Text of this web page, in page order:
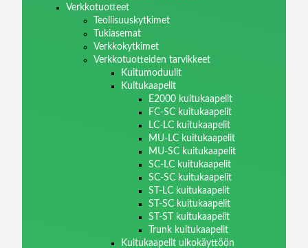
Verkkotuotteet
Teollisuuskytkimet
Tukiasemat
Verkkokytkimet
Verkkotuotteiden tarvikkeet
Kuitumoduulit
Kuitukaapelit
E2000 kuitukaapelit
FC-SC kuitukaapelit
LC-LC kuitukaapelit
MU-LC kuitukaapelit
MU-SC kuitukaapelit
SC-LC kuitukaapelit
SC-SC kuitukaapelit
ST-LC kuitukaapelit
ST-SC kuitukaapelit
ST-ST kuitukaapelit
Trunk kuitukaapelit
Kuitukaapelit ulkokäyttöön